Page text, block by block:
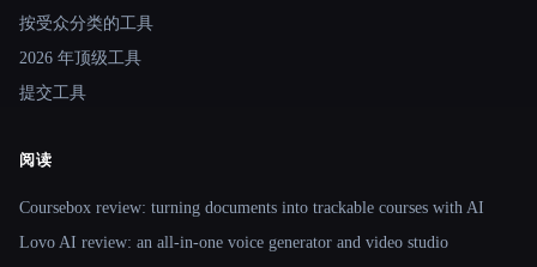
按受众分类的工具
2026 年顶级工具
提交工具
阅读
Coursebox review: turning documents into trackable courses with AI
Lovo AI review: an all-in-one voice generator and video studio